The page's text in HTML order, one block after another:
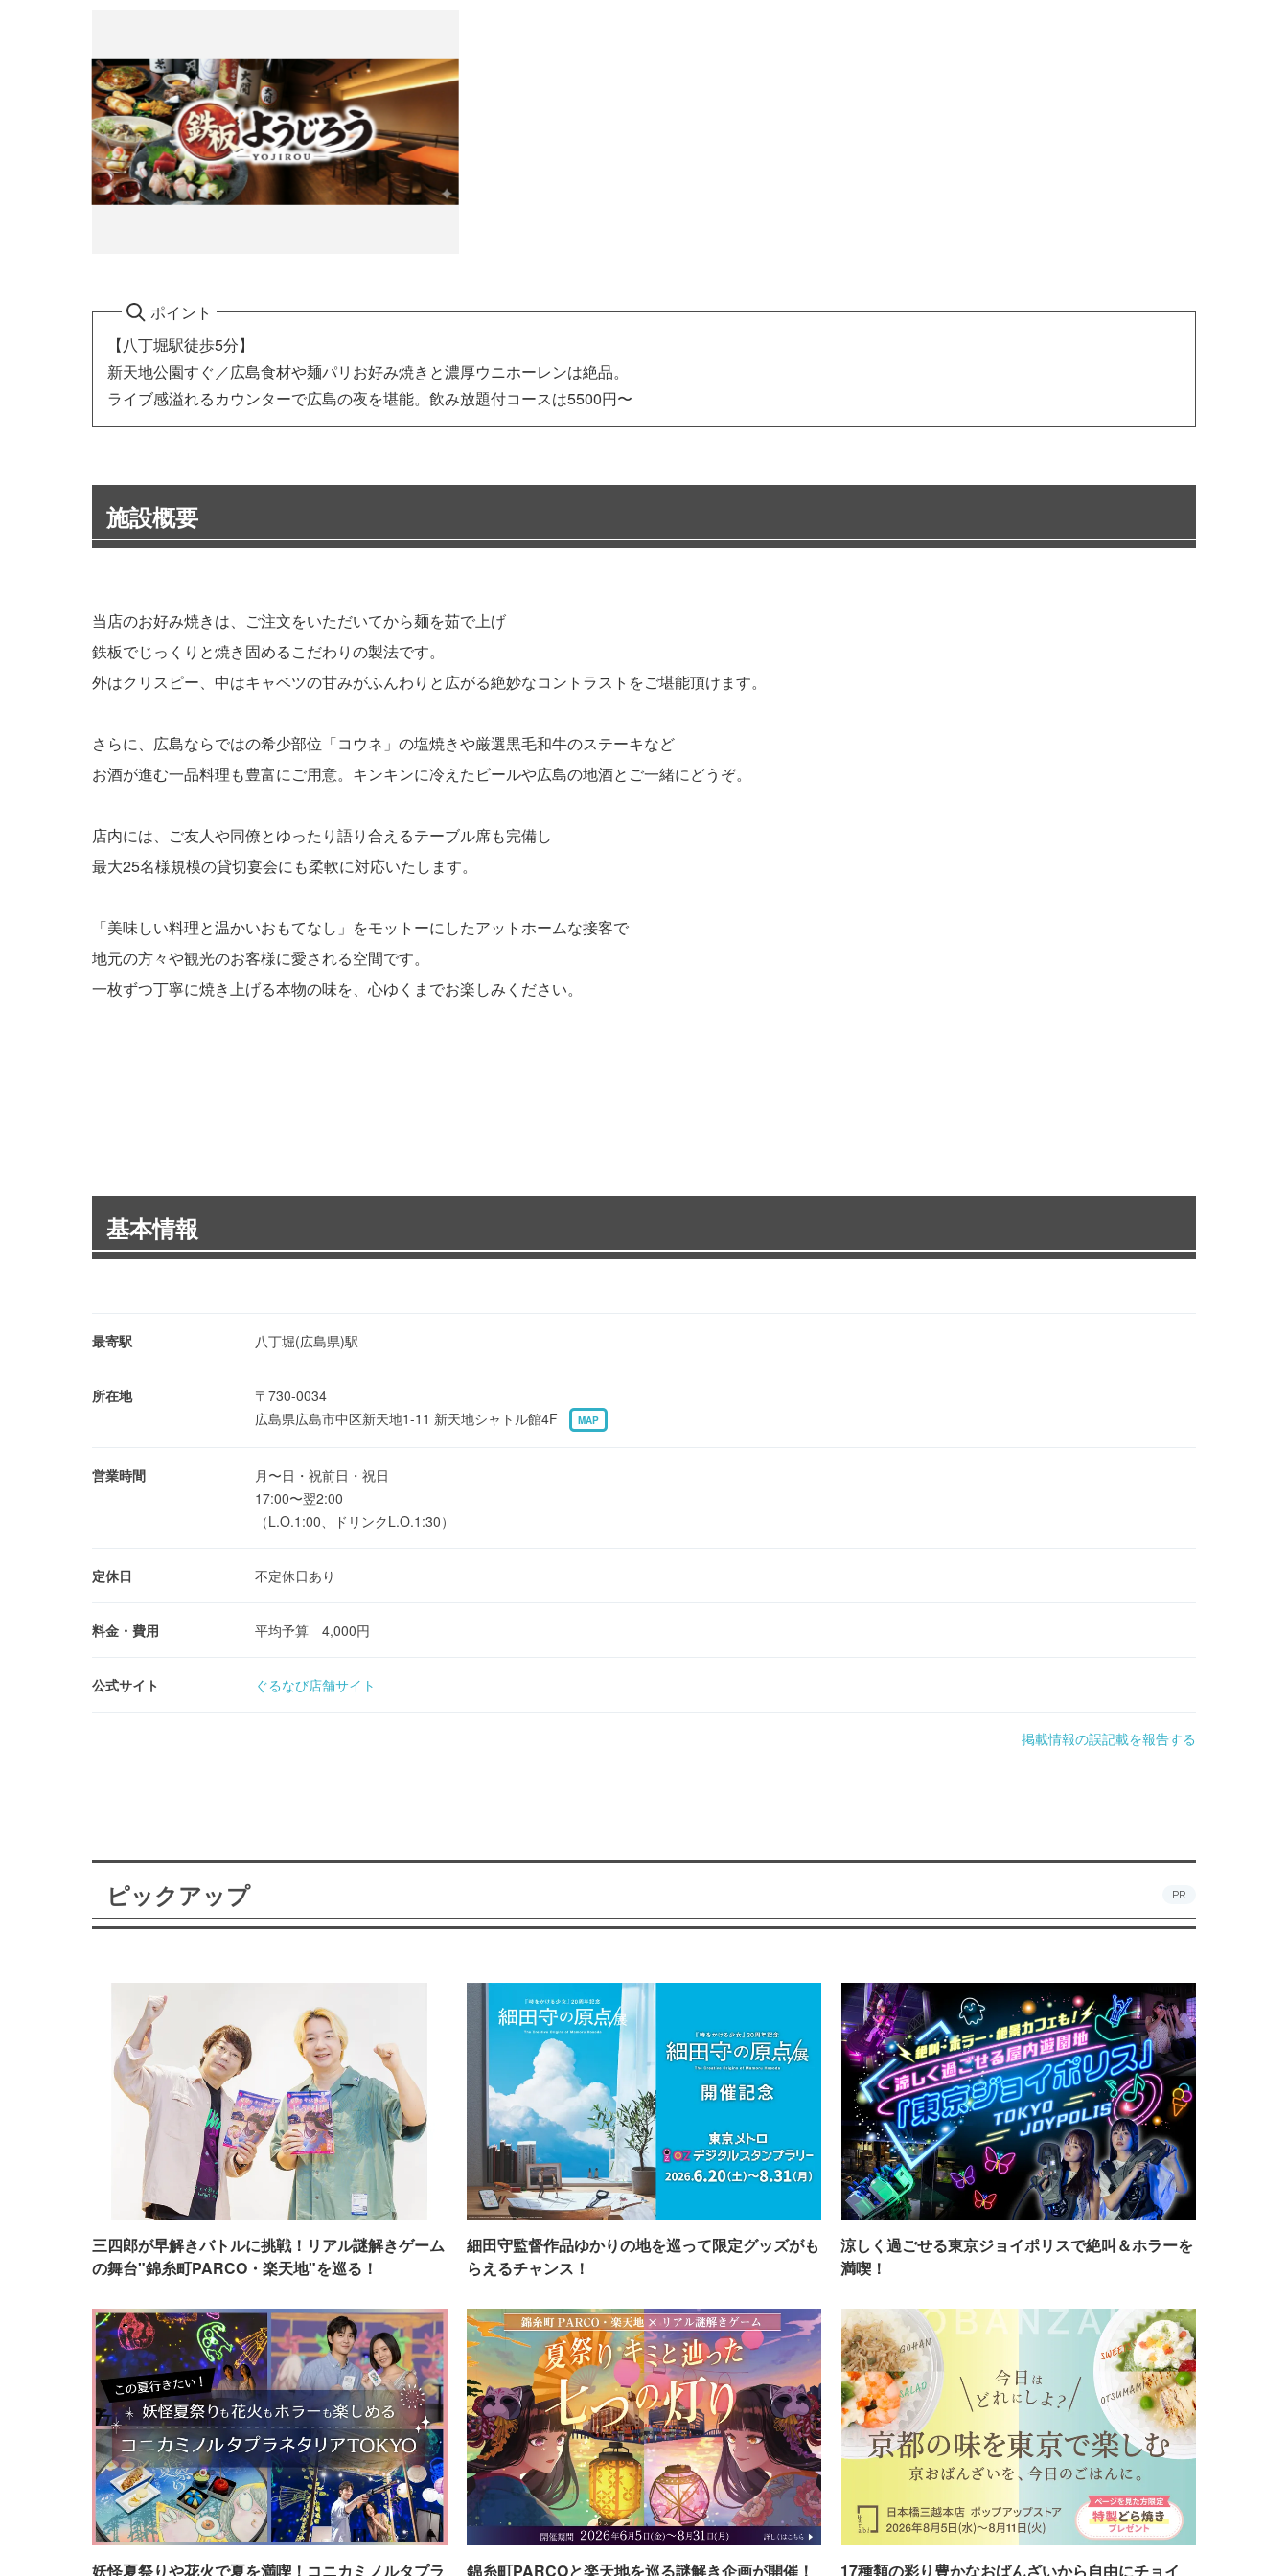
ポイント
【八丁堀駅徒歩5分】
新天地公園すぐ／広島食材や麺パリお好み焼きと濃厚ウニホーレンは絶品。
ライブ感溢れるカウンターで広島の夜を堪能。飲み放題付コースは5500円〜
施設概要
当店のお好み焼きは、ご注文をいただいてから麺を茹で上げ
鉄板でじっくりと焼き固めるこだわりの製法です。
外はクリスピー、中はキャベツの甘みがふんわりと広がる絶妙なコントラストをご堪能頂けます。
さらに、広島ならではの希少部位「コウネ」の塩焼きや厳選黒毛和牛のステーキなど
お酒が進む一品料理も豊富にご用意。キンキンに冷えたビールや広島の地酒とご一緒にどうぞ。
店内には、ご友人や同僚とゆったり語り合えるテーブル席も完備し
最大25名様規模の貸切宴会にも柔軟に対応いたします。
「美味しい料理と温かいおもてなし」をモットーにしたアットホームな接客で
地元の方々や観光のお客様に愛される空間です。
一枚ずつ丁寧に焼き上げる本物の味を、心ゆくまでお楽しみください。
基本情報
最寄駅 八丁堀(広島県)駅
所在地
〒730-0034
広島県広島市中区新天地1-11 新天地シャトル館4F
MAP
営業時間
月〜日・祝前日・祝日
17:00〜翌2:00
（L.O.1:00、ドリンクL.O.1:30）
定休日 不定休日あり
料金・費用 平均予算 4,000円
公式サイト ぐるなび店舗サイト
掲載情報の誤記載を報告する
ピックアップ PR
三四郎が早解きバトルに挑戦！リアル謎解きゲーム
の舞台"錦糸町PARCO・楽天地"を巡る！
細田守監督作品ゆかりの地を巡って限定グッズがも
らえるチャンス！
涼しく過ごせる東京ジョイポリスで絶叫＆ホラーを
満喫！
妖怪夏祭りや花火で夏を満喫！コニカミノルタプラ 錦糸町PARCOと楽天地を巡る謎解き企画が開催！ 17種類の彩り豊かなおばんざいから自由にチョイ